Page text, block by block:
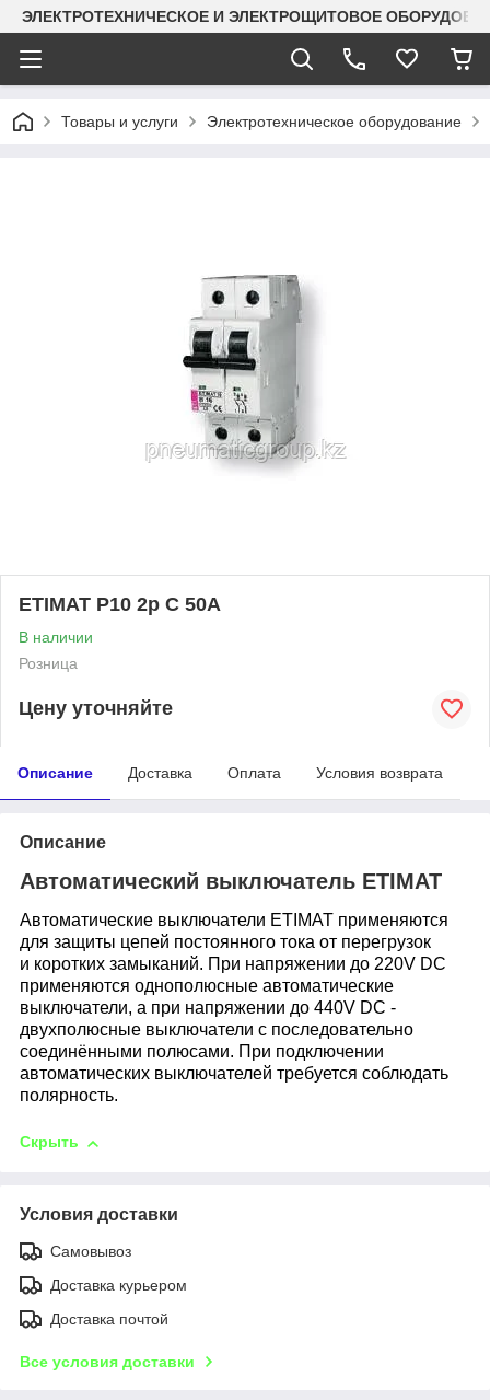
ЭЛЕКТРОТЕХНИЧЕСКОЕ И ЭЛЕКТРОЩИТОВОЕ
Товары и услуги Электротехническое оборудование
ETIMAT P10 2p C 50A
В наличии
Розница
Цену уточняйте
Описание Доставка Оплата Условия возврата
Описание
Автоматический выключатель ETIMAT
Автоматические выключатели ETIMAT применяются
для защиты цепей постоянного тока от перегрузок
и коротких замыканий. При напряжении до 220V DC
применяются однополюсные автоматические
выключатели, а при напряжении до 440V DC -
двухполюсные выключатели с последовательно
соединёнными полюсами. При подключении
автоматических выключателей требуется соблюдать
полярность.
Скрыть
Условия доставки
Самовывоз
Доставка курьером
Доставка почтой
Все условия доставки